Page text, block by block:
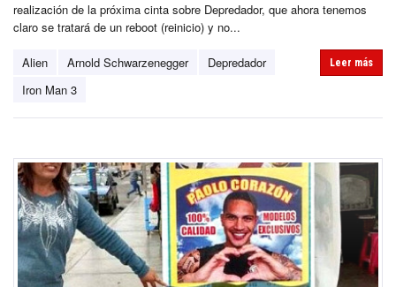
realización de la próxima cinta sobre Depredador, que ahora tenemos
claro se tratará de un reboot (reinicio) y no...
Alien Arnold Schwarzenegger
Depredador
Iron Man 3
Leer más